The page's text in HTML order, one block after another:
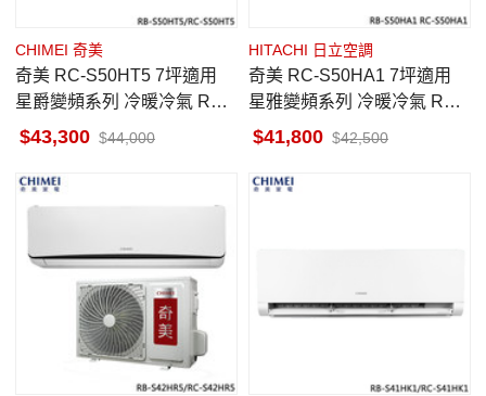
CHIMEI 奇美
奇美 RC-S50HT5 7坪適用
星爵變頻系列 冷暖冷氣 RB-
S50HT5
43,300 44,000
HITACHI 日立空調
奇美 RC-S50HA1 7坪適用
星雅變頻系列 冷暖冷氣 RB-
S50HA1
41,800 42,500